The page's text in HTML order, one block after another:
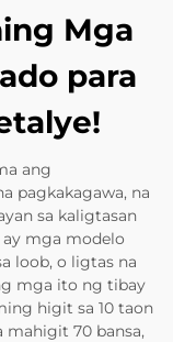
Mga
para
ang
pagkakagawa, na
sa kaligtasan
mga modelo
loob, o ligtas na
mga ito ng tibay
higit sa 10 taon
mahigit 70 bansa,